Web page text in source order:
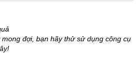
đợi, bạn hãy thử sử dụng công cụ